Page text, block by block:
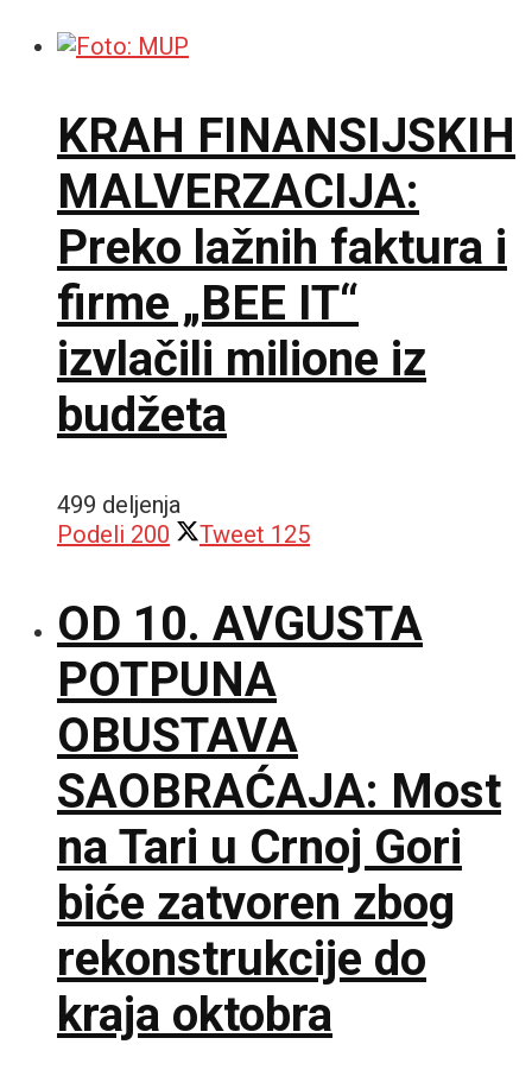
KRAH FINANSIJSKIH
MALVERZACIJA:
Preko lažnih faktura i
firme „BEE IT“
izvlačili milione iz
budžeta
499 deljenja
Podeli 200 Tweet 125
OD 10. AVGUSTA
POTPUNA
OBUSTAVA
SAOBRAĆAJA: Most
na Tari u Crnoj Gori
biće zatvoren zbog
rekonstrukcije do
kraja oktobra